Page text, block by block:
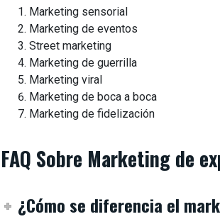
Marketing sensorial
Marketing de eventos
Street marketing
Marketing de guerrilla
Marketing viral
Marketing de boca a boca
Marketing de fidelización
FAQ Sobre Marketing de
¿Cómo se diferencia el